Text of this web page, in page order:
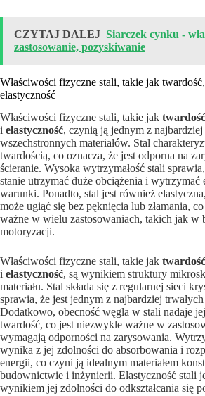
CZYTAJ DALEJ Siarczek cynku -
zastosowanie, pozyskiwanie
Właściwości fizyczne stali, takie jak
elastyczność
Właściwości fizyczne stali, takie jak twardość
i elastyczność, czynią ją jednym z najbardziej
wszechstronnych materiałów. Stal
twardością, co oznacza, że jest odporna na
ścieranie. Wysoka wytrzymałość stali
stanie utrzymać duże obciążenia i wytrzymać
warunki. Ponadto, stal jest również
może ugiąć się bez pęknięcia lub złamania,
ważne w wielu zastosowaniach, takich jak w
motoryzacji.
Właściwości fizyczne stali, takie jak twardość
i elastyczność, są wynikiem struktury
materiału. Stal składa się z regularnej sieci
sprawia, że jest jednym z najbardziej trwałych
Dodatkowo, obecność węgla w stali nadaje
twardość, co jest niezwykle ważne w
wymagają odporności na zarysowania.
wynika z jej zdolności do absorbowania i
energii, co czyni ją idealnym materiałem
budownictwie i inżynierii. Elastyczność stali
wynikiem jej zdolności do odkształcania się